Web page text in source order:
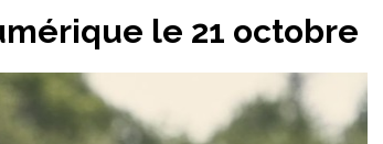
le 21 octobre